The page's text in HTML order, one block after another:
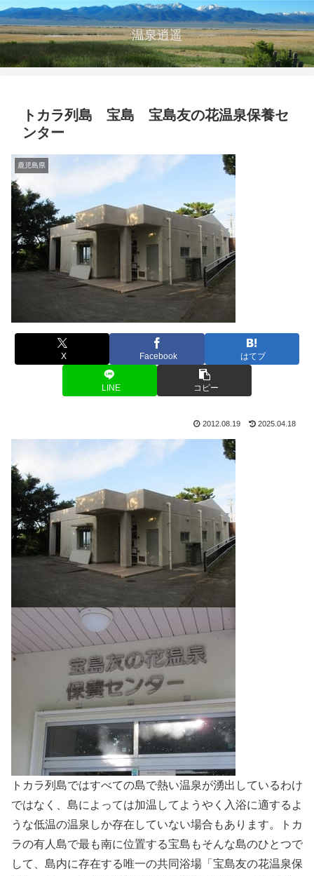
温泉逍遥
トカラ列島 宝島 宝島友の花温泉保養セ
ンター
鹿児島県
X Facebook はてブ
LINE コピー
2012.08.19 2025.04.18
トカラ列島ではすべての島で熱い温泉が湧出しているわけ
ではなく、島によっては加温してようやく入浴に適するよ
うな低温の温泉しか存在していない場合もあります。トカ
ラの有人島で最も南に位置する宝島もそんな島のひとつで
して、島内に存在する唯一の共同浴場「宝島友の花温泉保